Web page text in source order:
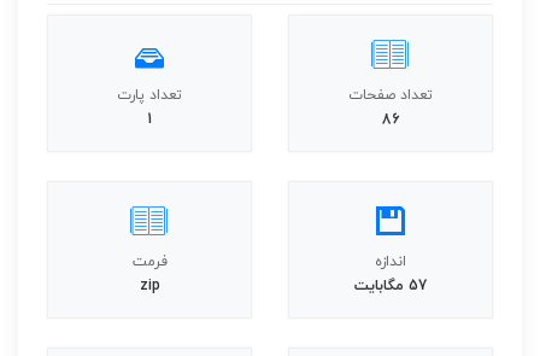
تعداد صفحات
86
تعداد پارت
1
اندازه
57 مگابایت
فرمت
zip